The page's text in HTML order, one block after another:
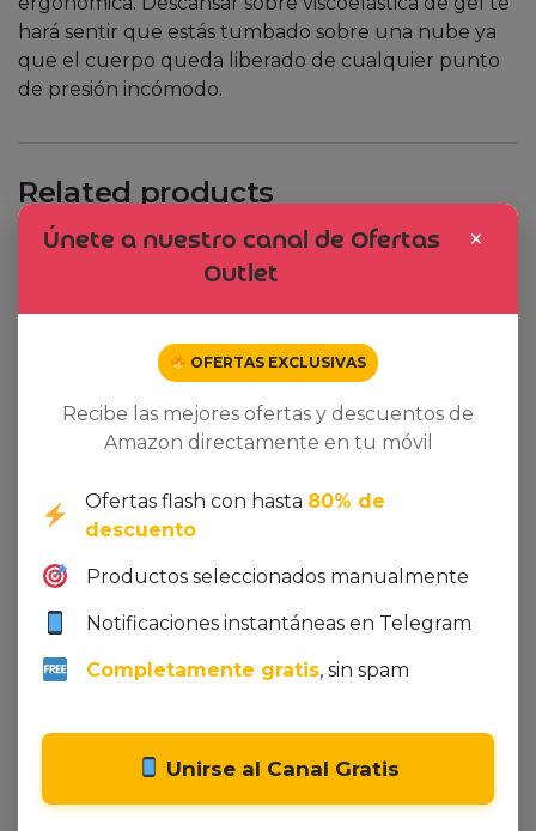
hará sentir que estás tumbado sobre una nube ya
que el cuerpo queda liberado de cualquier punto
de presión incómodo.
Related products
Ver oferta en Amazon
Mahou Clásica, Pack 24
Dorada Lager, Auténtica
Cerveza Mahou Con
Alcohol, El embalaje
Ver oferta en Amazon
Aspiradora sin
Mano,6 en 1 Inalámbrica
con 35minutos de
extraíble,Aspirador
×
Únete a nuestro canal de Ofertas
Outlet
OFERTAS EXCLUSIVAS
Recibe las mejores ofertas y descuentos de
Amazon directamente en tu móvil
Ofertas flash con hasta 80% de
descuento
Productos seleccionados manualmente
Notificaciones instantáneas en Telegram
Completamente gratis, sin spam
Unirse al Canal Gratis